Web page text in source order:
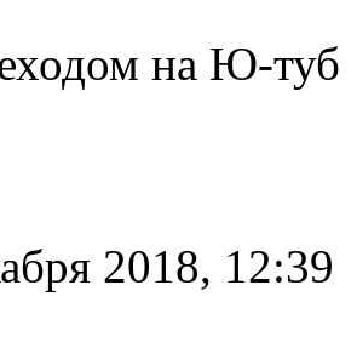
на Ю-туб
2018, 12:39